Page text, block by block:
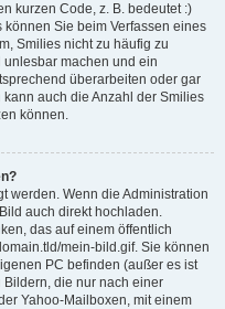
kurzen Code, z. B. bedeutet :)
Sie beim Verfassen eines
Smilies nicht zu häufig zu
machen und ein
überarbeiten oder gar
auch die Anzahl der Smilies
können.
werden. Wenn die Administration
auch direkt hochladen.
das auf einem öffentlich
mein-bild.gif. Sie können
PC befinden (außer es ist
die nur nach einer
Yahoo-Mailboxen, mit einem